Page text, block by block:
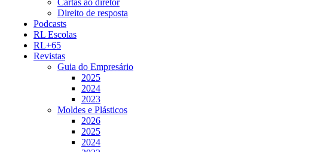
Direito de resposta
Podcasts
RL Escolas
RL+65
Revistas
Guia do Empresário
2025
2024
2023
Moldes e Plásticos
2026
2025
2024